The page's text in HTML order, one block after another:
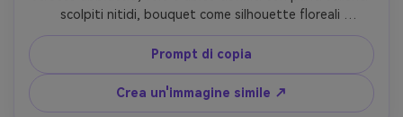
scolpiti nitidi, bouquet come silhouette floreali
semplificate, ombre ad alto contrasto, elegante spazio
negativo, inchiostro nero su carta avorio strutturata con
un singolo tono d'accento dorato, registrazione
leggermente imperfetta per il fascino della stampa
autentica, obiettivo da 85 mm, profondità di campo
Prompt di copia
Crea un'immagine simile ↗